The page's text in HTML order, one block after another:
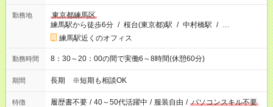
勤務地
東京都練馬区
練馬駅から徒歩6分 / 桜台(東京都)駅 / 中村橋駅 / …
練馬駅近くのオフィス
勤務時間 8：30～20：00の間で実働6～8時間(休憩60分)
期間 長期 ※短期も相談OK
特徴 履歴書不要 / 40～50代活躍中 / 服装自由 / パソコンスキル不要